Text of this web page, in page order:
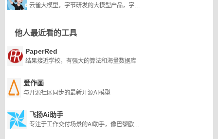
云雀大模型，字节研发的大模型产品，字节的云雀大模型是首批上线的8家大模型之一。
他人最近看的工具
PaperRed
结果接近学校，有强大的算法和海量数据库
爱作画
与开源社区同步的最新开源AI模型
飞扬Ai助手
专注于工作交付场景的AI助手，像巴黎欧莱雅一样值得拥有！